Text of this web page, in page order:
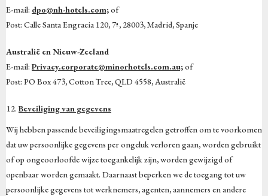
E-mail: dpo@nh-hotels.com;of
Post: Calle Santa Engracia 120, 7ª, 28003, Madrid, Spanje
Australië en Nieuw-Zeeland
E-mail: Privacy.corporate@minorhotels.com.au;of
Post: PO Box 473, Cotton Tree, QLD 4558, Australië
Beveiliging van gegevens
Wij hebben passende beveiligingsmaatregelen getroffen om te voorkomen
dat uw persoonlijke gegevens per ongeluk verloren gaan, worden gebruikt
of op ongeoorloofde wijze toegankelijk zijn, worden gewijzigd of
openbaar worden gemaakt. Daarnaast beperken we de toegang tot uw
persoonlijke gegevens tot werknemers, agenten, aannemers en andere